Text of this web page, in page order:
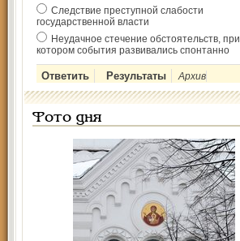
Следствие преступной слабости
государственной власти
Неудачное стечение обстоятельств, при
котором события развивались спонтанно
Архив
Фото дня